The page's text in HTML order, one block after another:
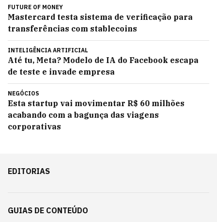
FUTURE OF MONEY
Mastercard testa sistema de verificação para
transferências com stablecoins
INTELIGÊNCIA ARTIFICIAL
Até tu, Meta? Modelo de IA do Facebook escapa
de teste e invade empresa
NEGÓCIOS
Esta startup vai movimentar R$ 60 milhões
acabando com a bagunça das viagens
corporativas
EDITORIAS
GUIAS DE CONTEÚDO